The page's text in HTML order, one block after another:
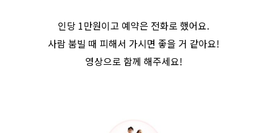
인당 1만원이고 예약은 전화로 했어요.
사람 붐빌 때 피해서 가시면 좋을 거 같아요!
영상으로 함께 해주세요!